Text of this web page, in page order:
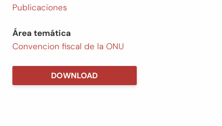
Publicaciones
Área temática
Convencion fiscal de la ONU
DOWNLOAD